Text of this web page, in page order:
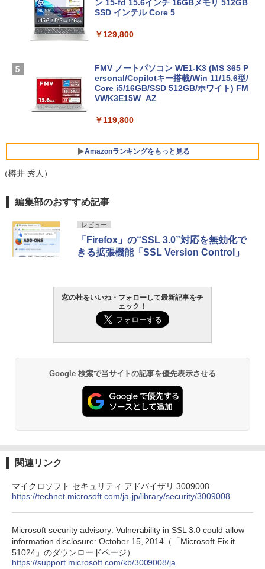
ン 15-fd 15.6インチ 16GBメモリ 512GB
SSD インテル Core 5
￥129,800
FMV ノートパソコン WE1-K3 (MS 365 P
ersonal/Copilotキー搭載/Win 11/15.6型/
Core i5/16GB/SSD 512GB/ホワイト) FM
VWK3E15W_AZ
￥119,800
Amazonランキングをもっと見る
Robloxギフトカード - 800 Robux 【限
インゲームコード】 ロブロックス | オン
ラインコード版
￥1,300
Microsoft Office Home & Business 202
4(最新 永続版)|オンラインコード版|Wind
ows11、10/mac対応|PC2台
￥39,582
Robloxギフトカード - 2,000 Robux 【限
定バーチャルアイテムを含む】 【オンラ
ラインコード版
￥1,600
Microsoft Office Home 2024(最新 永続
版)|オンラインコード版|Windows11、1
0/mac対応|PC2台
生成AIパスポート公式テキスト 第４版
￥1,766
ズ (はぴーイラストLabo)
￥480
非エンジニア 初心者 素人 でも安心 使い
方 マニュアル AI副業にもコンテンツ作成
にもKindle出版にも！ 非エンジニアのた
めのAIコーディング入門シリーズ
￥99
￥1,600
bデザイン入門講座［第2版］
￥2,326
Amazon Kindle Paperwhite (16GB) 7イ
週間持続バッテリー、広告なし、ブラッ
ク
￥27,980
Amazon Kindle - 目に優しい、かさばら
ない、大きな画面で読みやすい、6週間持
続バッテリー、6インチディスプレイ電子
書籍リーダー、ブラック、16GB、広告な
し
ション (32GB) 7インチディスプレイ、明
るさ自動調整、色調調節ライト、12週間
持続バッテリー、広告なし、メタリック
ージ、防水、7インチカラーディスプレ
イ、色調調節ライト、最大8週間持続バッ
￥39,980
（樽井 秀人）
編集部のおすすめ記事
レビュー
「Firefox」の“SSL 3.0”対応を無効化で
きる拡張機能「SSL Version Control」
窓の杜をいいね・フォローして最新記事をチ
ェック！
Google 検索で当サイトの記事を優先表示させる
関連リンク
マイクロソフト セキュリティ アドバイザリ 3009008
https://technet.microsoft.com/ja-jp/library/security/3009008
Microsoft security advisory: Vulnerability in SSL 3.0 could allow
information disclosure: October 15, 2014（「Microsoft Fix it
51024」のダウンロードページ）
https://support.microsoft.com/kb/3009008/ja